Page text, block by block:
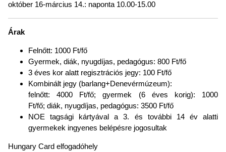
október 16-március 14.: naponta 10.00-15.00
Árak
Felnőtt: 1000 Ft/fő
Gyermek, diák, nyugdíjas, pedagógus: 800 Ft/fő
3 éves kor alatt regisztrációs jegy: 100 Ft/fő
Kombinált jegy (barlang+Denevérmúzeum):
felnőtt: 4000 Ft/fő; gyermek (6 éves korig): 1000
Ft/fő; diák, nyugdíjas, pedagógus: 3500 Ft/fő
NOE tagsági kártyával a 3. és további 14 év alatti
gyermekek ingyenes belépésre jogosultak
Hungary Card elfogadóhely